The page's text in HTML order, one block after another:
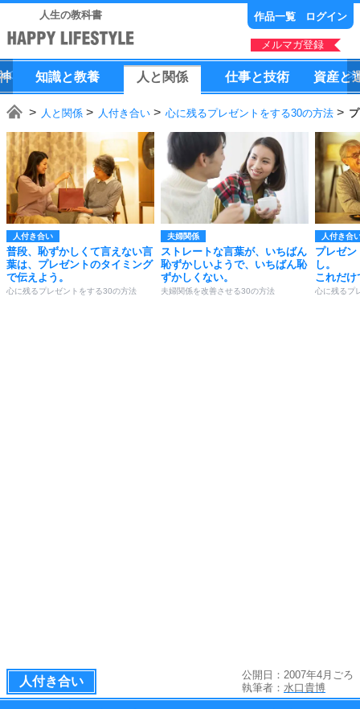
人生の教科書 作品一覧 ログイン
メルマガ登録
知識と教養 人 と 関係 仕事と技術 資産と
人と関係 人付き合い 心に残るプレゼントをする30の方法
人付き合い
普段、恥ずかしくて言えない言
葉は、プレゼントのタイミング
で伝えよう。
心に残るプレゼントをする30の方法
夫婦関係
ストレートな言葉が、いちばん
恥ずかしいようで、いちばん恥
ずかしくない。
夫婦関係を改善させる30の方法
人付き合
プレゼ
し。
これだけ
心に残るプ
人付き合い
公開日：2007年4月ごろ
執筆者： 水口貴博